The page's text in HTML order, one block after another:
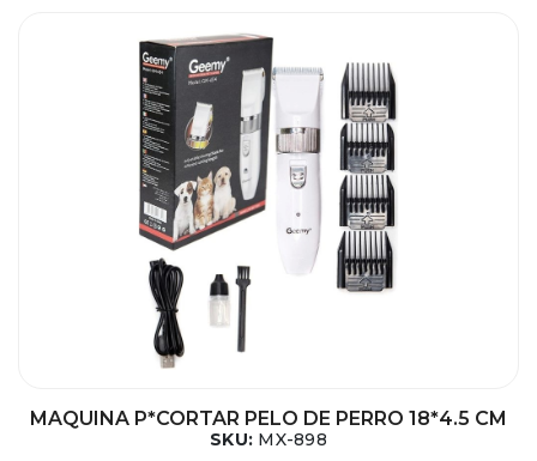
MAQUINA P*CORTAR PELO DE PERRO 18*4.5 CM
SKU: MX-898